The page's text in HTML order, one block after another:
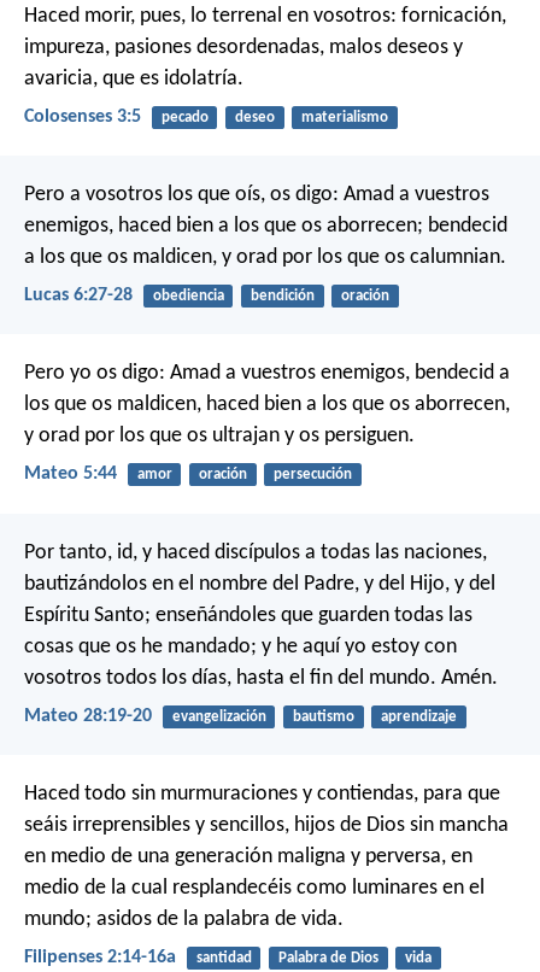
Haced morir, pues, lo terrenal en vosotros: fornicación,
impureza, pasiones desordenadas, malos deseos y
avaricia, que es idolatría.
Colosenses 3:5 pecado deseo materialismo
Pero a vosotros los que oís, os digo: Amad a vuestros
enemigos, haced bien a los que os aborrecen; bendecid
a los que os maldicen, y orad por los que os calumnian.
Lucas 6:27-28 obediencia bendición oración
Pero yo os digo: Amad a vuestros enemigos, bendecid a
los que os maldicen, haced bien a los que os aborrecen,
y orad por los que os ultrajan y os persiguen.
Mateo 5:44 amor oración persecución
Por tanto, id, y haced discípulos a todas las naciones,
bautizándolos en el nombre del Padre, y del Hijo, y del
Espíritu Santo; enseñándoles que guarden todas las
cosas que os he mandado; y he aquí yo estoy con
vosotros todos los días, hasta el fin del mundo. Amén.
Mateo 28:19-20 evangelización bautismo aprendizaje
Haced todo sin murmuraciones y contiendas, para que
seáis irreprensibles y sencillos, hijos de Dios sin mancha
en medio de una generación maligna y perversa, en
medio de la cual resplandecéis como luminares en el
mundo; asidos de la palabra de vida.
Filipenses 2:14-16a santidad Palabra de Dios vida